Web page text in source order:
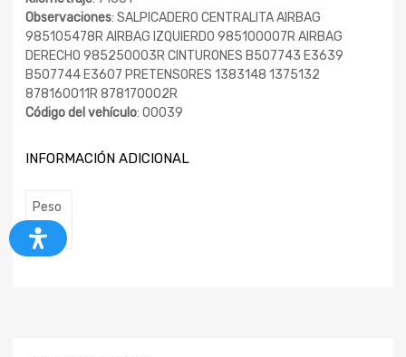
Observaciones: SALPICADERO CENTRALITA AIRBAG
985105478R AIRBAG IZQUIERDO 985100007R AIRBAG
DERECHO 985250003R CINTURONES B507743 E3639
B507744 E3607 PRETENSORES 1383148 1375132
878160011R 878170002R
Código del vehículo: 00039
INFORMACIÓN ADICIONAL
Peso
80 kg